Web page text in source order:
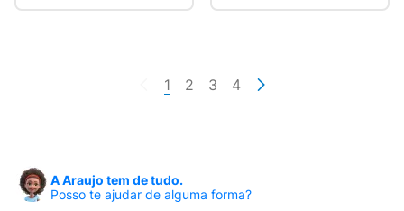
1 2 3 4
A Araujo tem de tudo.
Posso te ajudar de alguma forma?